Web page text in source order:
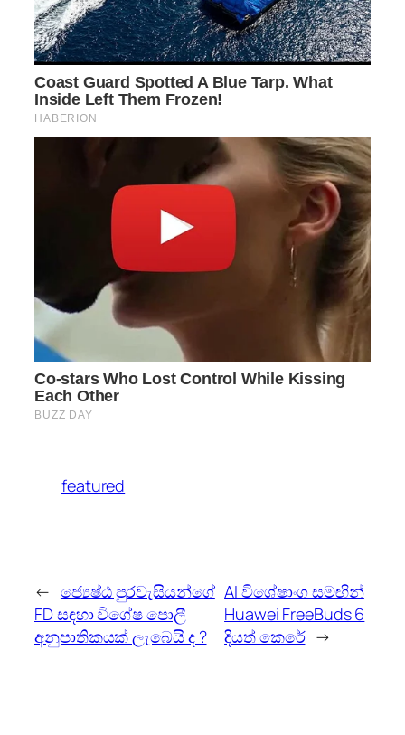
featured
← ජ්‍යෙෂ්ඨ පුරවැසියන්ගේ
FD සඳහා විශේෂ පොලී
අනුපාතිකයක් ලැබෙයි ද ?
AI විශේෂාංග සමඟින්
Huawei FreeBuds 6
දියත් කෙරේ →